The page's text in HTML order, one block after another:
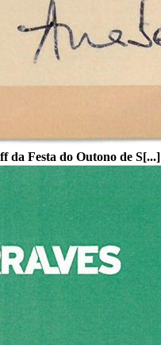
da Festa do Outono de S[...]